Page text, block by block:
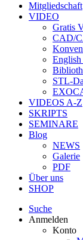
Mitgliedschaft
VIDEO
Gratis
CAD/
STL-
VIDEOS A-Z
SKRIPTS
SEMINARE
Blog
NEWS
Galerie
PDF
Über uns
SHOP
Suche
Anmelden
Konto